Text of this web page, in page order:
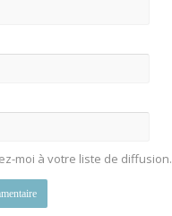
moi à votre liste de diffusion.